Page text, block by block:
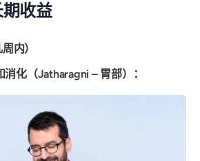
收益
内）
化（Jatharagni – 胃部）：